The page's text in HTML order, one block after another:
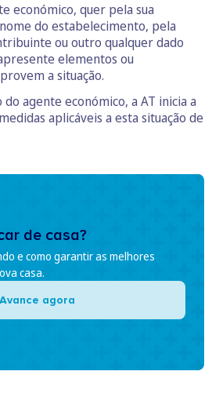
económico, quer pela sua
do estabelecimento, pela
ou outro qualquer dado
elementos ou
a situação.
agente económico, a AT inicia a
aplicáveis a esta situação de
de casa?
e como garantir as melhores
casa.
Avance agora